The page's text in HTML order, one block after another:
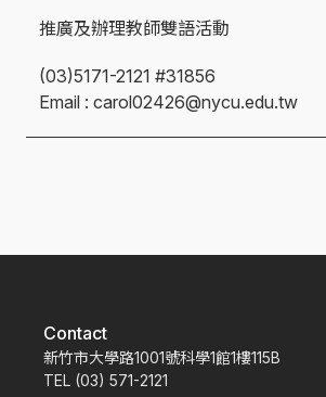
推廣及辦理教師雙語活動
(03)5171-2121 #31856
Email : carol02426@nycu.edu.tw
Contact
新竹市大學路1001號科學1館1樓115B
TEL (03) 571-2121